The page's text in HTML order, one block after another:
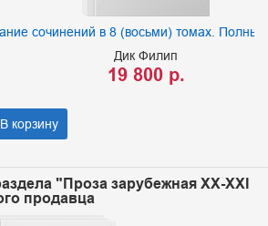
в 8 (восьми) томах. Полный комплект
19 800 р.
"Проза зарубежная XX-XXI
продавца